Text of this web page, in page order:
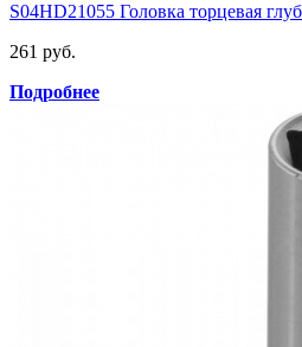
S04HD21055 Головка торцевая
261 руб.
Подробнее